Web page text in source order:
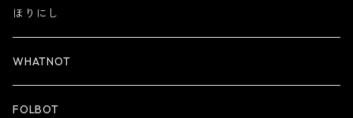
ほりにし
WHATNOT
FOLBOT